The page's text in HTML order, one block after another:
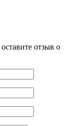
отзыв о